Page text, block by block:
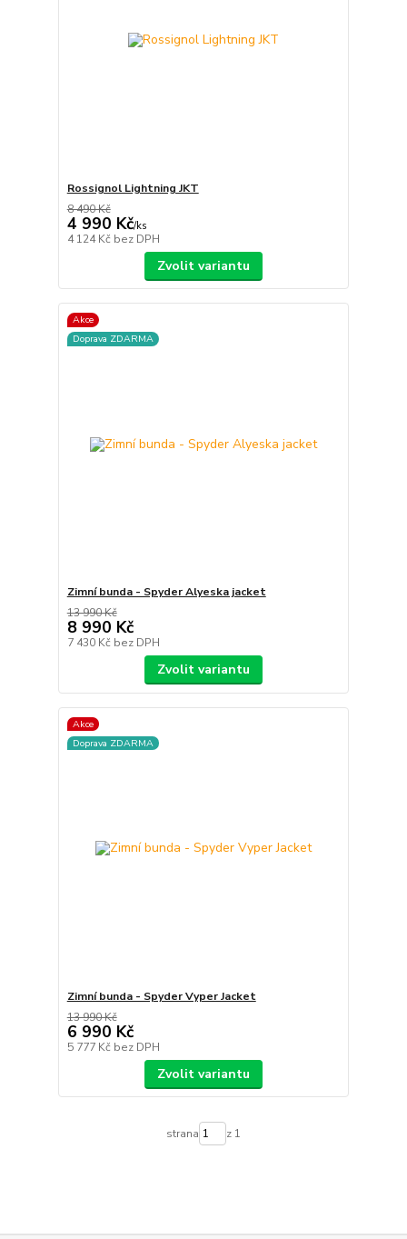
Rossignol Lightning JKT
8 490 Kč
4 990 Kč/ks
4 124 Kč bez DPH
Zvolit variantu
Akce
Doprava ZDARMA
Zimní bunda - Spyder Alyeska jacket
13 990 Kč
8 990 Kč
7 430 Kč bez DPH
Zvolit variantu
Akce
Doprava ZDARMA
Zimní bunda - Spyder Vyper Jacket
13 990 Kč
6 990 Kč
5 777 Kč bez DPH
Zvolit variantu
strana z 1